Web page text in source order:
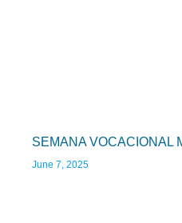
SEMANA VOCACIONAL
June 7, 2025